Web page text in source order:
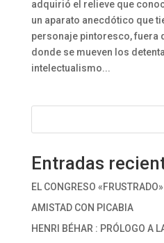
adquirió el relieve que
un aparato anecdótico que
personaje pintoresco, fuera
donde se mueven los
intelectualismo...
Entradas
EL CONGRESO
AMISTAD CON PICABIA
HENRI BÉHAR : PRÓLOGO A